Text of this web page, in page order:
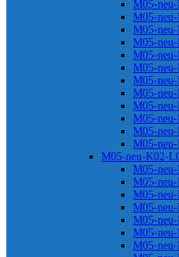
M05-
M05-
M05-
M05-
M05-
M05-
M05-
M05-
M05-
M05-
M05-
M05-
M05-neu-K02-
M05-
M05-
M05-
M05-
M05-
M05-
M05-